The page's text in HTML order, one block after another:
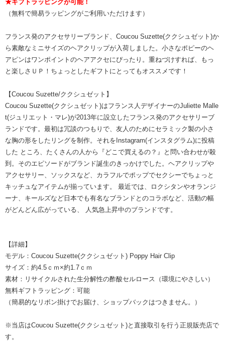
★ギフトラッピングが可能！
（無料で簡易ラッピングがご利用いただけます）
フランス発のアクセサリーブランド、Coucou Suzette(ククシュゼット)か
ら素敵なミニサイズのヘアクリップが入荷しました。小さなポピーのヘ
アピンはワンポイントのヘアアクセにぴったり。重ねづけすれば、もっ
と楽しさＵＰ！ちょっとしたギフトにとってもオススメです！
【Coucou Suzette/ククシュゼット】
Coucou Suzette(ククシュゼット)はフランス人デザイナーのJuliette Malle
t(ジュリエット・マレ)が2013年に設立したフランス発のアクセサリーブ
ランドです。最初は冗談のつもりで、友人のためにセラミック製の小さ
な胸の形をしたリングを制作。それをInstagram(インスタグラム)に投稿
した ところ、たくさんの人から『どこで買えるの？』と問い合わせが殺
到。そのエピソードがブランド誕生のきっかけでした。ヘアクリップや
アクセサリー、ソックスなど、カラフルでポップでセクシーでちょっと
キッチュなアイテムが揃っています。 最近では、ロクシタンやオランジ
ーナ、キールズなど日本でも有名なブランドとのコラボなど、活動の幅
がどんどん広がっている、 人気急上昇中のブランドです。
【詳細】
モデル：Coucou Suzette(ククシュゼット) Poppy Hair Clip
サイズ：約4.5ｃｍ×約1.7ｃｍ
素材：リサイクルされた生分解性の酢酸セルロース（環境にやさしい）
無料ギフトラッピング：可能
（簡易的なリボン掛けでお届け、ショップバックはつきません。）
※当店はCoucou Suzette(ククシュゼット)と直接取引を行う正規販売店で
す。